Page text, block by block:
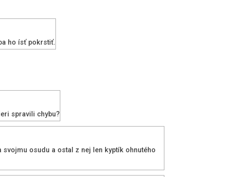
ho ísť pokrstiť.
spravili chybu?
osudu a ostal z nej len kyptík ohnutého